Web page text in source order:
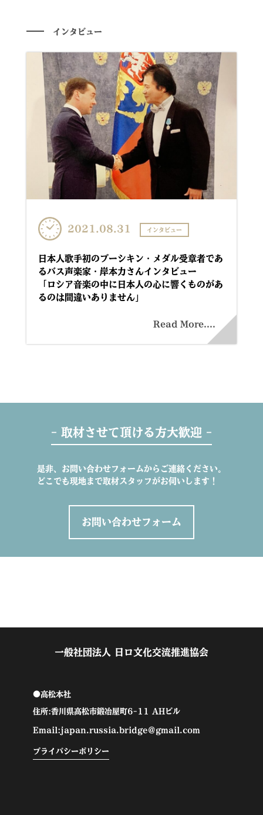
インタビュー
2021.08.31 インタビュー
日本人歌手初のプーシキン・メダル受章者であ
るバス声楽家・岸本力さんインタビュー
「ロシア音楽の中に日本人の心に響くものがあ
るのは間違いありません」
Read More....
- 取材させて頂ける方大歓迎 -
是非、お問い合わせフォームからご連絡ください。
どこでも現地まで取材スタッフがお伺いします！
お問い合わせフォーム
一般社団法人 日ロ文化交流推進協会
●高松本社
住所:香川県高松市鍛冶屋町6-11 AHビル
Email:japan.russia.bridge@gmail.com
プライバシーポリシー